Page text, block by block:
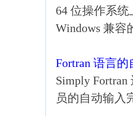
64 位操作系
Windows 兼容
Fortran 语言
Simply
员的自动输入